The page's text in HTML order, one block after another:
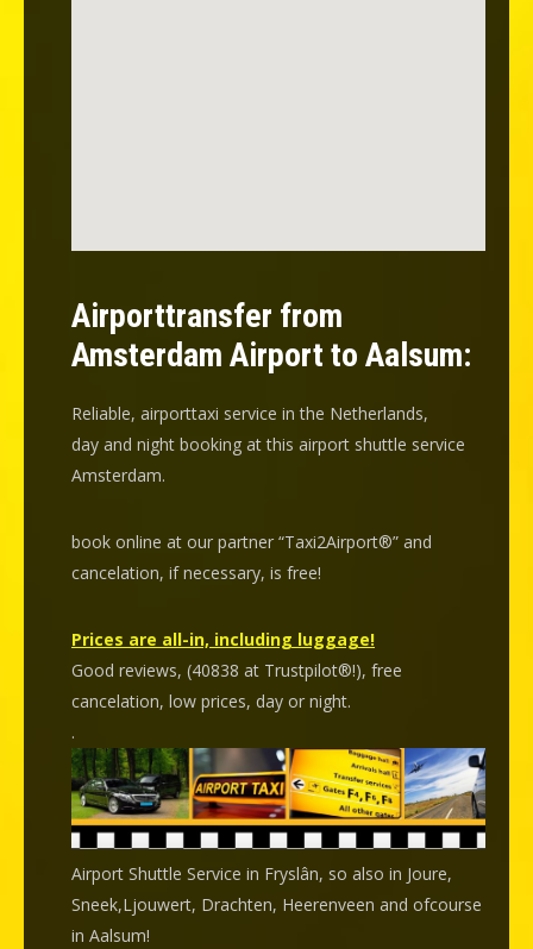
Airporttransfer from
Amsterdam Airport to Aalsum:
Reliable, airporttaxi service in the Netherlands,
day and night booking at this airport shuttle service
Amsterdam.
book online at our partner “Taxi2Airport®” and
cancelation, if necessary, is free!
Prices are all-in, including luggage!
Good reviews, (40838 at Trustpilot®!), free
cancelation, low prices, day or night.
.
Airport Shuttle Service in Fryslân, so also in Joure,
Sneek,Ljouwert, Drachten, Heerenveen and ofcourse
in Aalsum!